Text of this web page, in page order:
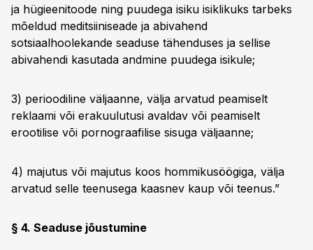
ja hügieenitoode ning puudega isiku isiklikuks tarbeks
mõeldud meditsiiniseade ja abivahend
sotsiaalhoolekande seaduse tähenduses ja sellise
abivahendi kasutada andmine puudega isikule;
3) perioodiline väljaanne, välja arvatud peamiselt
reklaami või erakuulutusi avaldav või peamiselt
erootilise või pornograafilise sisuga väljaanne;
4) majutus või majutus koos hommikusöögiga, välja
arvatud selle teenusega kaasnev kaup või teenus.”
§ 4. Seaduse jõustumine